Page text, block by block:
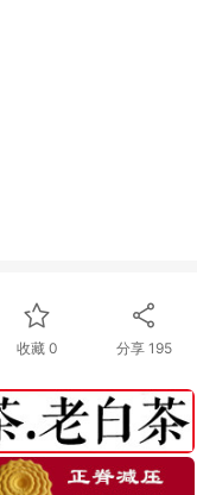
收藏 0 分享 195